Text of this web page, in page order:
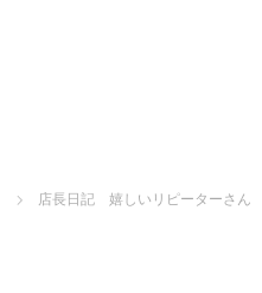
店長日記 嬉しいリピーターさん